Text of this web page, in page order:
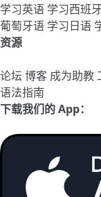
学习英语 学习西班
葡萄牙语 学习日语
资源
论坛 博客 成为助教
语法指南
下载我们的 App：